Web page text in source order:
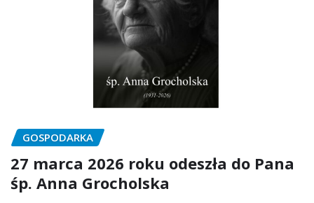
GOSPODARKA
27 marca 2026 roku odeszła do Pana
śp. Anna Grocholska